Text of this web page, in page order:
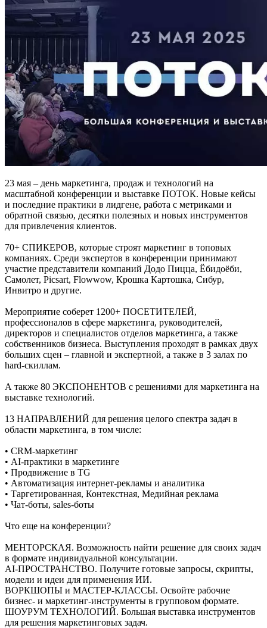
23 мая – день маркетинга, продаж и технологий на
масштабной конференции и выставке ПОТОК. Новые кейсы
и последние практики в лидгене, работа с метриками и
обратной связью, десятки полезных и новых инструментов
для привлечения клиентов.
70+ СПИКЕРОВ, которые строят маркетинг в топовых
компаниях. Среди экспертов в конференции принимают
участие представители компаний Додо Пицца, Ëбидоёби,
Самолет, Picsart, Flowwow, Крошка Картошка, Сибур,
Инвитро и другие.
Мероприятие соберет 1200+ ПОСЕТИТЕЛЕЙ,
профессионалов в сфере маркетинга, руководителей,
директоров и специалистов отделов маркетинга, а также
собственников бизнеса. Выступления проходят в рамках двух
больших сцен – главной и экспертной, а также в 3 залах по
hard-скиллам.
А также 80 ЭКСПОНЕНТОВ с решениями для маркетинга на
выставке технологий.
13 НАПРАВЛЕНИЙ для решения целого спектра задач в
области маркетинга, в том числе:
• CRM-маркетинг
• AI-практики в маркетинге
• Продвижение в TG
• Автоматизация интернет-рекламы и аналитика
• Таргетированная, Контекстная, Медийная реклама
• Чат-боты, sales-боты
Что еще на конференции?
МЕНТОРСКАЯ. Возможность найти решение для своих задач
в формате индивидуальной консультации.
AI-ПРОСТРАНСТВО. Получите готовые запросы, скрипты,
модели и идеи для применения ИИ.
ВОРКШОПЫ и МАСТЕР-КЛАССЫ. Освойте рабочие
бизнес- и маркетинг-инструменты в групповом формате.
ШОУРУМ ТЕХНОЛОГИЙ. Большая выставка инструментов
для решения маркетинговых задач.